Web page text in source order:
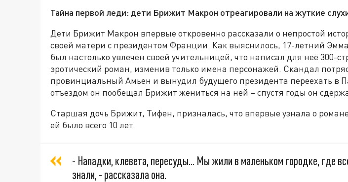
Тайна первой леди: дети Брижит Макрон отреагировали на жуткие
Дети Брижит Макрон впервые откровенно рассказали о непростой
своей матери с президентом Франции. Как выяснилось, 17-летний
был настолько увлечён своей учительницей, что написал для неё 300-
эротический роман, изменив только имена персонажей. Скандал
провинциальный Амьен и вынудил будущего президента переехать в
отъездом он пообещал Брижит жениться на ней – спустя годы он
Старшая дочь Брижит, Тифен, призналась, что впервые узнала о
ей было всего 10 лет.
- Нападки, клевета, пересуды... Мы жили в маленьком городке, где
знали, - рассказала она.